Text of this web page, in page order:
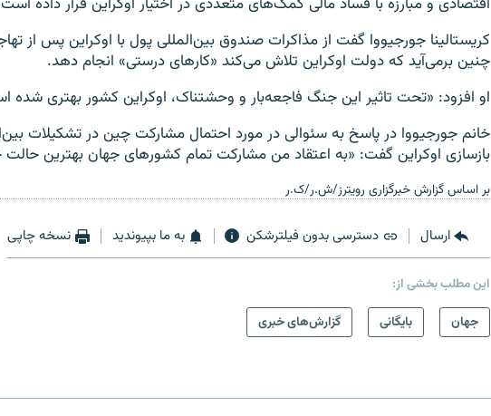
کریستالینا جورجیووا گفت از مذاکرات صندوق بین‌المللی پول با اوکراین پس از
چنین برمی‌آید که دولت اوکراین تلاش می‌کند «کارهای درستی» انجام دهد.
او افزود: «تحت تاثیر این جنگ فاجعه‌بار و وحشتناک، اوکراین کشور بهتری شده
خانم جورجیووا در پاسخ به سئوالی در مورد احتمال مشارکت چین در تشکیلات
بازسازی اوکراین گفت: «به اعتقاد من مشارکت تمام کشورهای جهان بهترین
بر اساس گزارش خبرگزاری رویترز/ش.ر/ک.ر
ارسال دسترسی بدون فیلترشکن به ما بپیوندید نسخه چاپی
این مطلب بخشی از:
جهان
بایگانی گزارش‌های خبری